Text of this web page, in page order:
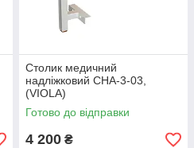
Столик медичний
надліжковий СНА-3-03,
(VIOLA)
Готово до відправки
4 200 ₴